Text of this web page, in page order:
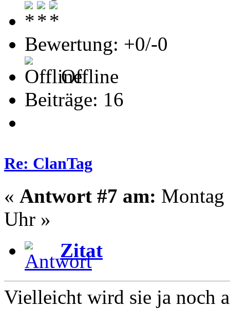
Bewertung: +0/-0
Offline
Beiträge: 16
Re: ClanTag
« Antwort #7 am: Montag
Uhr »
Zitat
Vielleicht wird sie ja noch